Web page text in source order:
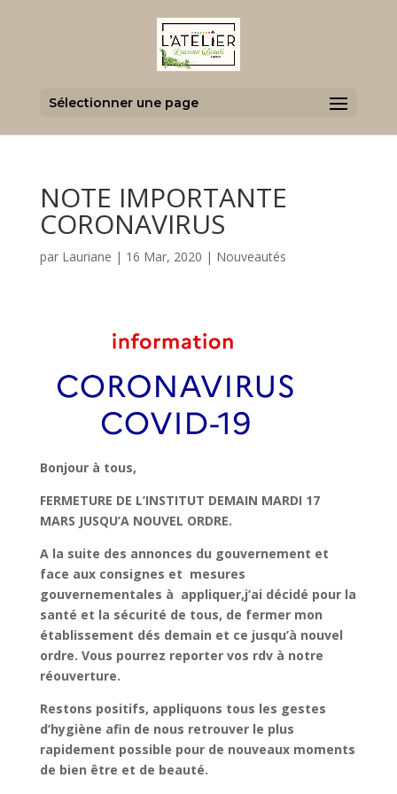
Sélectionner une page
NOTE IMPORTANTE
CORONAVIRUS
par Lauriane | 16 Mar, 2020 | Nouveautés
Bonjour à tous,
FERMETURE DE L’INSTITUT DEMAIN MARDI 17
MARS JUSQU’A NOUVEL ORDRE.
A la suite des annonces du gouvernement et
face aux consignes et mesures
gouvernementales à appliquer,j’ai décidé pour la
santé et la sécurité de tous, de fermer mon
établissement dés demain et ce jusqu’à nouvel
ordre. Vous pourrez reporter vos rdv à notre
réouverture.
Restons positifs, appliquons tous les gestes
d’hygiène afin de nous retrouver le plus
rapidement possible pour de nouveaux moments
de bien être et de beauté.